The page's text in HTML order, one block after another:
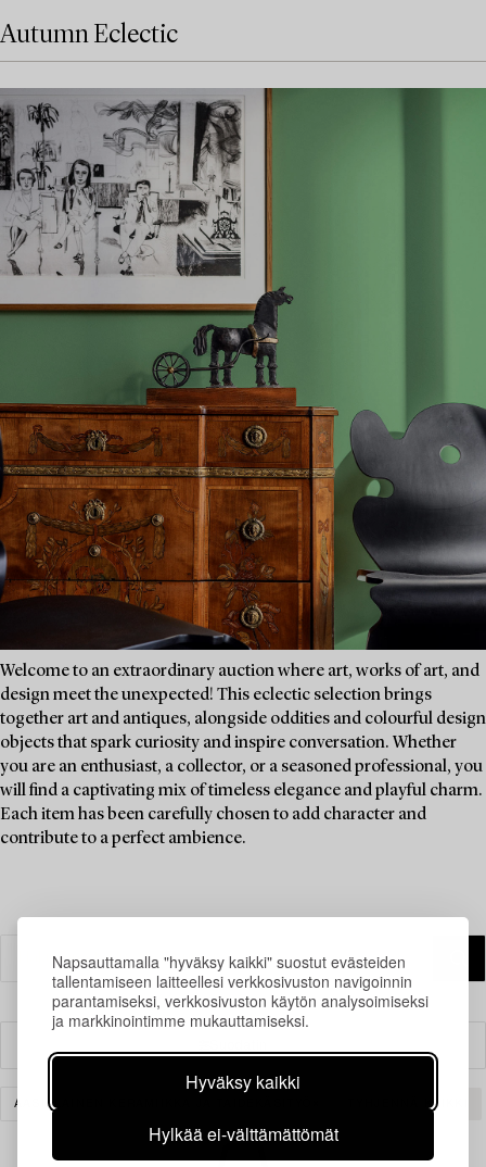
Napsauttamalla "hyväksy kaikki" suostut evästeiden
tallentamiseen laitteellesi verkkosivuston navigoinnin
parantamiseksi, verkkosivuston käytön analysoimiseksi
ja markkinointimme mukauttamiseksi.
Hyväksy kaikki
Hylkää ei-välttämättömät
Autumn Eclectic
Welcome to an extraordinary auction where art, works of art, and
design meet the unexpected! This eclectic selection brings
together art and antiques, alongside oddities and colourful design
objects that spark curiosity and inspire conversation. Whether
you are an enthusiast, a collector, or a seasoned professional, you
will find a captivating mix of timeless elegance and playful charm.
Each item has been carefully chosen to add character and
contribute to a perfect ambience.
AASIALAINEN KERAMIIKKA JA TAIDEKÄSITYÖ TYHJENNÄ KAIKKI